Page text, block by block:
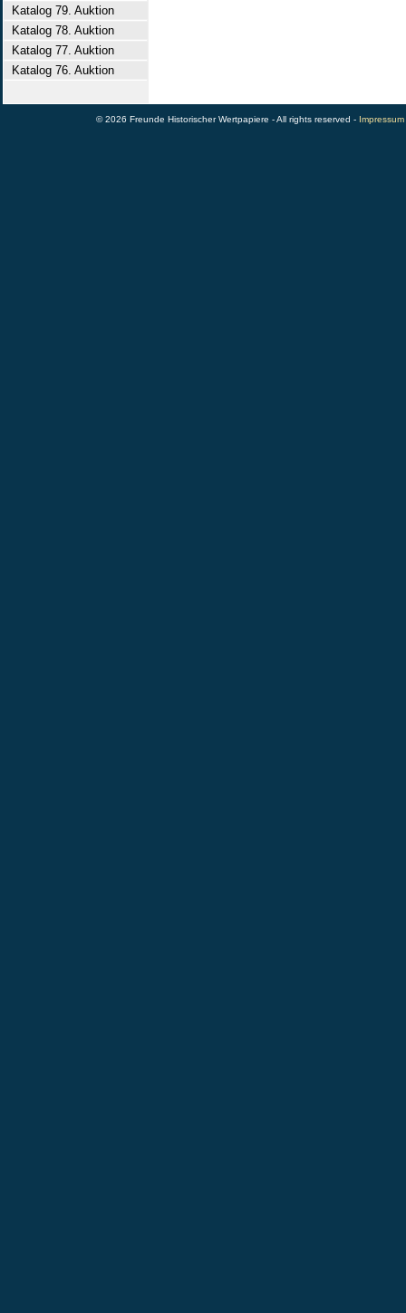
Katalog 79. Auktion
Katalog 78. Auktion
Katalog 77. Auktion
Katalog 76. Auktion
© 2026 Freunde Historischer Wertpapiere - All rights reserved - Impressum